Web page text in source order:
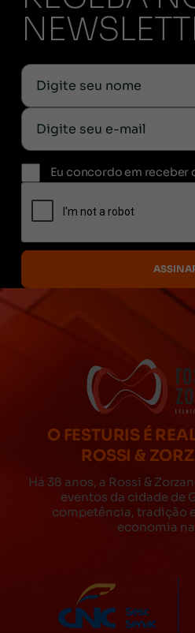
Eu concordo em receber
O FESTURIS É
ROSSI &
Há 38 anos, a Rossi &
eventos da cidade de
competência, tradição
economia